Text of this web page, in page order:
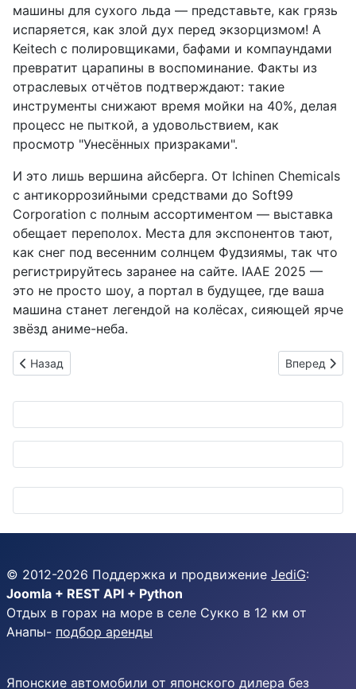
машины для сухого льда — представьте, как грязь
испаряется, как злой дух перед экзорцизмом! А
Keitech с полировщиками, бафами и компаундами
превратит царапины в воспоминание. Факты из
отраслевых отчётов подтверждают: такие
инструменты снижают время мойки на 40%, делая
процесс не пыткой, а удовольствием, как
просмотр "Унесённых призраками".
И это лишь вершина айсберга. От Ichinen Chemicals
с антикоррозийными средствами до Soft99
Corporation с полным ассортиментом — выставка
обещает переполох. Места для экспонентов тают,
как снег под весенним солнцем Фудзиямы, так что
регистрируйтесь заранее на сайте. IAAE 2025 —
это не просто шоу, а портал в будущее, где ваша
машина станет легендой на колёсах, сияющей ярче
звёзд аниме-неба.
Предыдущий: Доктор на рельсах: японский поезд
Назад Следующий:
Вперед
© 2012-2026 Поддержка и продвижение JediG:
Joomla + REST API + Python
Отдых в горах на море в селе Сукко в 12 км от
Анапы- подбор аренды
Японские автомобили от японского дилера без